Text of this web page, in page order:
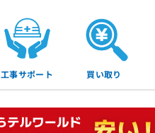
工事サポート 買い取り